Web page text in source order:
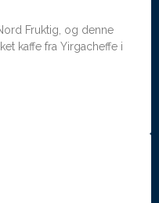
Fruktig, og denne
kaffe fra Yirgacheffe i